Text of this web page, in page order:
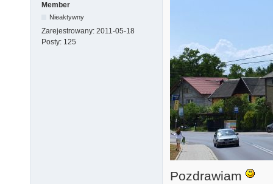
Member
Nieaktywny
Zarejestrowany: 2011-05-18
Posty: 125
Pozdrawiam